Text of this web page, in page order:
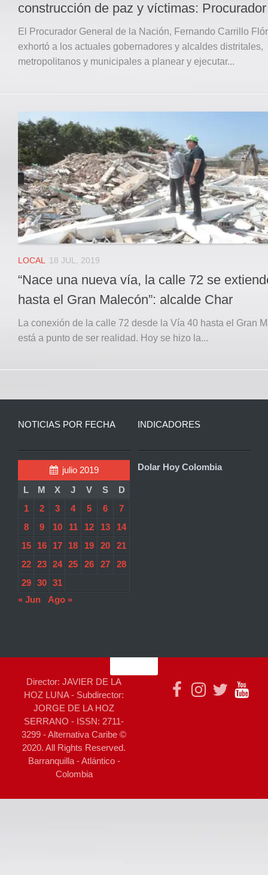
Registro ISSN: 2711-3299
construcción de paz y víctimas: Procurador
El Procurador General de la Nación, Fernando Carrillo
exhortó a los actuales gobernadores y alcaldes distritales,
metropolitanos y municipales a planear y ejecutar...
LOCAL 18 JUL, 2019
“Nace una nueva vía, la calle 72 se
hasta el Gran Malecón”: alcalde Char
La conexión de la calle 72 desde la Vía 40 hasta el Gran
está a punto de ser realidad. Hoy se hizo la...
NOTICIAS POR FECHA
julio 2019
L
M X J V S
D
1
2 3 4 5 6
7
8
9 10 11 12 13
14
15
16 17 18 19 20
21
22
23 24 25 26 27
28
29
30
31
« Jun
Ago »
INDICADORES
Dolar Hoy Colombia
Director: JAVIER DE LA
HOZ LUNA - Subdirector:
JORGE DE LA HOZ
SERRANO - ISSN: 2711-
3299 - Alternativa Caribe ©
2020. All Rights Reserved.
Barranquilla - Atlántico -
Colombia